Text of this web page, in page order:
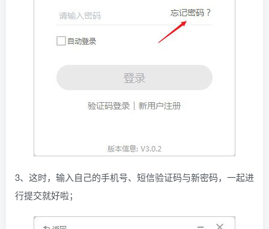
3、这时，输入自己的手机号、短信验证码与新密码，一起进
行提交就好啦；